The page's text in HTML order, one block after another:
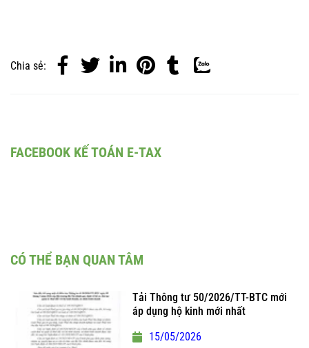
Chia sẻ:
FACEBOOK KẾ TOÁN E-TAX
CÓ THỂ BẠN QUAN TÂM
Tải Thông tư 50/2026/TT-BTC mới
áp dụng hộ kinh mới nhất
15/05/2026